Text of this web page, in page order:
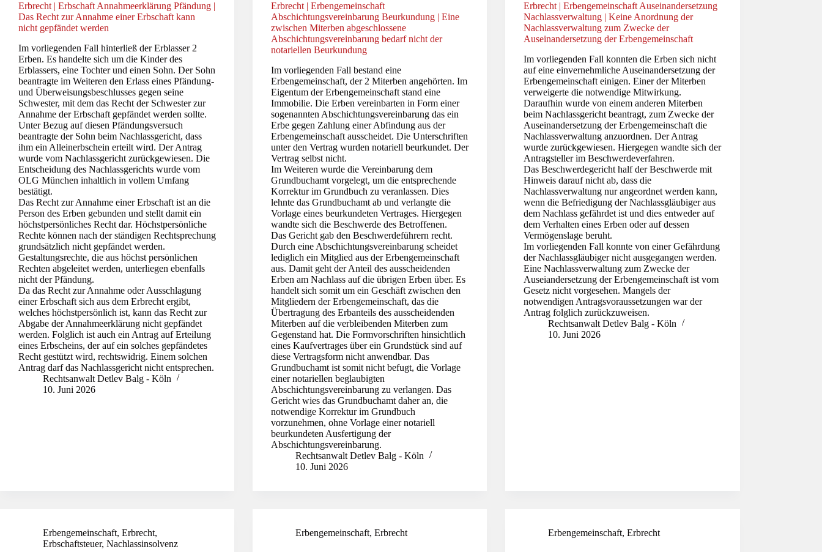
Erbrecht | Erbschaft Annahmeerklärung Pfändung |
Das Recht zur Annahme einer Erbschaft kann
nicht gepfändet werden
Im vorliegenden Fall hinterließ der Erblasser 2
Erben. Es handelte sich um die Kinder des
Erblassers, eine Tochter und einen Sohn. Der Sohn
beantragte im Weiteren den Erlass eines Pfändung-
und Überweisungsbeschlusses gegen seine
Schwester, mit dem das Recht der Schwester zur
Annahme der Erbschaft gepfändet werden sollte.
Unter Bezug auf diesen Pfändungsversuch
beantragte der Sohn beim Nachlassgericht, dass
ihm ein Alleinerbschein erteilt wird. Der Antrag
wurde vom Nachlassgericht zurückgewiesen. Die
Entscheidung des Nachlassgerichts wurde vom
OLG München inhaltlich in vollem Umfang
bestätigt.
Das Recht zur Annahme einer Erbschaft ist an die
Person des Erben gebunden und stellt damit ein
höchstpersönliches Recht dar. Höchstpersönliche
Rechte können nach der ständigen Rechtsprechung
grundsätzlich nicht gepfändet werden.
Gestaltungsrechte, die aus höchst persönlichen
Rechten abgeleitet werden, unterliegen ebenfalls
nicht der Pfändung.
Da das Recht zur Annahme oder Ausschlagung
einer Erbschaft sich aus dem Erbrecht ergibt,
welches höchstpersönlich ist, kann das Recht zur
Abgabe der Annahmeerklärung nicht gepfändet
werden. Folglich ist auch ein Antrag auf Erteilung
eines Erbscheins, der auf ein solches gepfändetes
Recht gestützt wird, rechtswidrig. Einem solchen
Antrag darf das Nachlassgericht nicht entsprechen.
Rechtsanwalt Detlev Balg - Köln
10. Juni 2026
Erbrecht | Erbengemeinschaft
Abschichtungsvereinbarung Beurkundung | Eine
zwischen Miterben abgeschlossene
Abschichtungsvereinbarung bedarf nicht der
notariellen Beurkundung
Im vorliegenden Fall bestand eine
Erbengemeinschaft, der 2 Miterben angehörten. Im
Eigentum der Erbengemeinschaft stand eine
Immobilie. Die Erben vereinbarten in Form einer
sogenannten Abschichtungsvereinbarung das ein
Erbe gegen Zahlung einer Abfindung aus der
Erbengemeinschaft ausscheidet. Die Unterschriften
unter den Vertrag wurden notariell beurkundet. Der
Vertrag selbst nicht.
Im Weiteren wurde die Vereinbarung dem
Grundbuchamt vorgelegt, um die entsprechende
Korrektur im Grundbuch zu veranlassen. Dies
lehnte das Grundbuchamt ab und verlangte die
Vorlage eines beurkundeten Vertrages. Hiergegen
wandte sich die Beschwerde des Betroffenen.
Das Gericht gab den Beschwerdeführern recht.
Durch eine Abschichtungsvereinbarung scheidet
lediglich ein Mitglied aus der Erbengemeinschaft
aus. Damit geht der Anteil des ausscheidenden
Erben am Nachlass auf die übrigen Erben über. Es
handelt sich somit um ein Geschäft zwischen den
Mitgliedern der Erbengemeinschaft, das die
Übertragung des Erbanteils des ausscheidenden
Miterben auf die verbleibenden Miterben zum
Gegenstand hat. Die Formvorschriften hinsichtlich
eines Kaufvertrages über ein Grundstück sind auf
diese Vertragsform nicht anwendbar. Das
Grundbuchamt ist somit nicht befugt, die Vorlage
einer notariellen beglaubigten
Abschichtungsvereinbarung zu verlangen. Das
Gericht wies das Grundbuchamt daher an, die
notwendige Korrektur im Grundbuch
vorzunehmen, ohne Vorlage einer notariell
beurkundeten Ausfertigung der
Abschichtungsvereinbarung.
Rechtsanwalt Detlev Balg - Köln
10. Juni 2026
Erbrecht | Erbengemeinschaft Auseinandersetzung
Nachlassverwaltung | Keine Anordnung der
Nachlassverwaltung zum Zwecke der
Auseinandersetzung der Erbengemeinschaft
Im vorliegenden Fall konnten die Erben sich nicht
auf eine einvernehmliche Auseinandersetzung der
Erbengemeinschaft einigen. Einer der Miterben
verweigerte die notwendige Mitwirkung.
Daraufhin wurde von einem anderen Miterben
beim Nachlassgericht beantragt, zum Zwecke der
Auseinandersetzung der Erbengemeinschaft die
Nachlassverwaltung anzuordnen. Der Antrag
wurde zurückgewiesen. Hiergegen wandte sich der
Antragsteller im Beschwerdeverfahren.
Das Beschwerdegericht half der Beschwerde mit
Hinweis darauf nicht ab, dass die
Nachlassverwaltung nur angeordnet werden kann,
wenn die Befriedigung der Nachlassgläubiger aus
dem Nachlass gefährdet ist und dies entweder auf
dem Verhalten eines Erben oder auf dessen
Vermögenslage beruht.
Im vorliegenden Fall konnte von einer Gefährdung
der Nachlassgläubiger nicht ausgegangen werden.
Eine Nachlassverwaltung zum Zwecke der
Auseiandersetzung der Erbengemeinschaft ist vom
Gesetz nicht vorgesehen. Mangels der
notwendigen Antragsvoraussetzungen war der
Antrag folglich zurückzuweisen.
Rechtsanwalt Detlev Balg - Köln
10. Juni 2026
Erbengemeinschaft, Erbrecht,
Erbschaftsteuer, Nachlassinsolvenz
Erbengemeinschaft,Erbrecht Erbengemeinschaft,Erbrecht